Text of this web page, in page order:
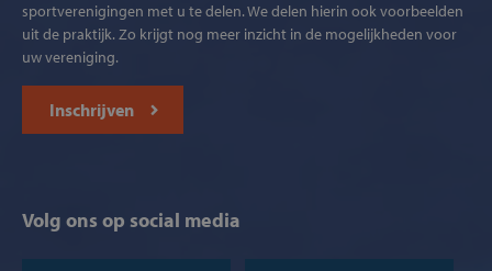
sportverenigingen met u te delen. We delen hierin ook voorbeelden
uit de praktijk. Zo krijgt nog meer inzicht in de mogelijkheden voor
uw vereniging.
Inschrijven
Volg ons op social media